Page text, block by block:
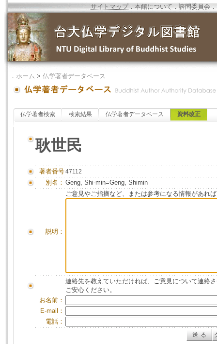
サイトマップ．本館について ．諮問委員会 ．
． ホーム > 仏学著者データベース
仏学著者検索 検索結果 仏学著者データベース 資料改正
耿世民
著者番号47112
別名： Geng, Shi-min=Geng, Shimin
説明：
ご意見やご指摘など、または参考になる情報があれ
連絡先を教えていただければ、ご意見について連絡
ご安心ください。
お名前：
E-mail：
電話：